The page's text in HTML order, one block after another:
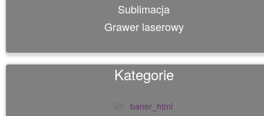
Sublimacja
Grawer laserowy
Kategorie
baner_html